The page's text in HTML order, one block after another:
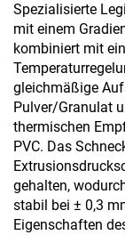
Spezialisierte
mit einem
kombiniert mit
gleichmäßige
Pulver/Granulat
thermischen
PVC. Das
gehalten,
stabil bei ± 0,3
Eigenschaften